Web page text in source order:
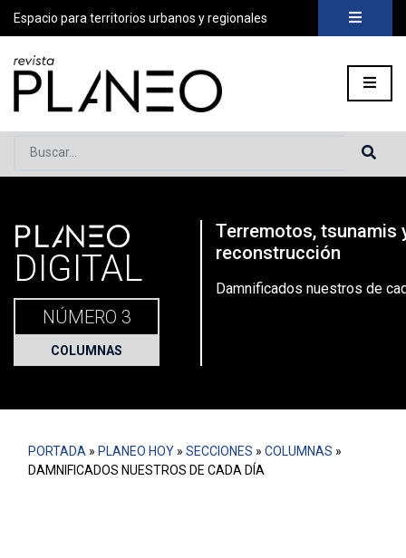
Espacio para territorios urbanos y regionales
Buscar...
Portada» Planeo Hoy Secciones»Columnas»
PLANEO
DIGITAL
NÚMERO 3
COLUMNAS
Terremotos, tsunamis
reconstrucción
Damnificados nuestros de
PORTADA » PLANEO HOY » SECCIONES » COLUMNAS »
DAMNIFICADOS NUESTROS DE CADA DÍA